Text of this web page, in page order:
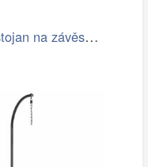
Hnědý stojan na závěsné houpací křeslo…